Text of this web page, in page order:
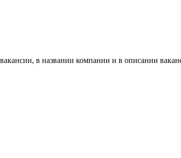
в названии компании и в описании